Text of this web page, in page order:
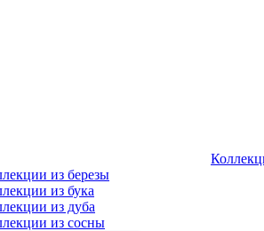
из березы
из бука
из дуба
из сосны